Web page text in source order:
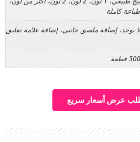
طباعة كاملة
لا يوجد، إضافة ملصق جانبي، إضافة علامة تعليق
500 قطعة
عرض أسعار سريع